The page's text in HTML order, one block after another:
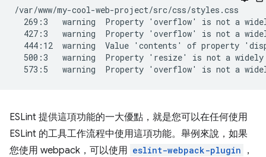
/var/www/my-cool-web-project/src/css/styles.css
269:3   warning  Property 'overflow' is not a
427:3   warning  Property 'overflow' is not a
444:12  warning  Value 'contents' of property
500:3   warning  Property 'resize' is not a
ESLint 提供這項功能的一大優點，就是您可以在任何使用
ESLint 的工具工作流程中使用這項功能。舉例來說，如果
您使用 webpack，可以使用 eslint-webpack-plugin
，